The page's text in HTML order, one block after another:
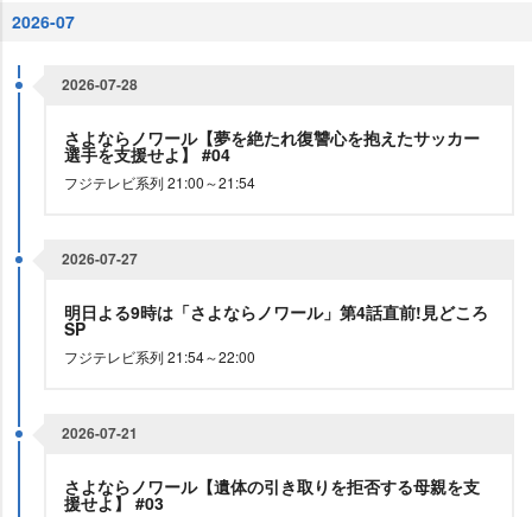
2026-07
2026-07-28
さよならノワール【夢を絶たれ復讐心を抱えたサッカー
選手を支援せよ】 #04
フジテレビ系列 21:00～21:54
2026-07-27
明日よる9時は「さよならノワール」第4話直前!見どころ
SP
フジテレビ系列 21:54～22:00
2026-07-21
さよならノワール【遺体の引き取りを拒否する母親を支
援せよ】 #03